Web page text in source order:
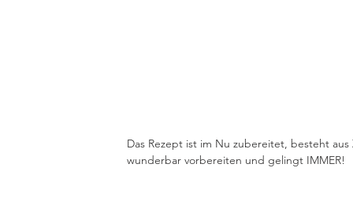
Das Rezept ist im Nu zubereitet, besteht
wunderbar vorbereiten und gelingt IMMER!